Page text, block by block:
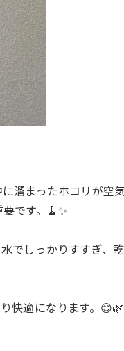
溜まったホコリが空
です。🧹✨
でしっかりすすぎ、
快適になります。